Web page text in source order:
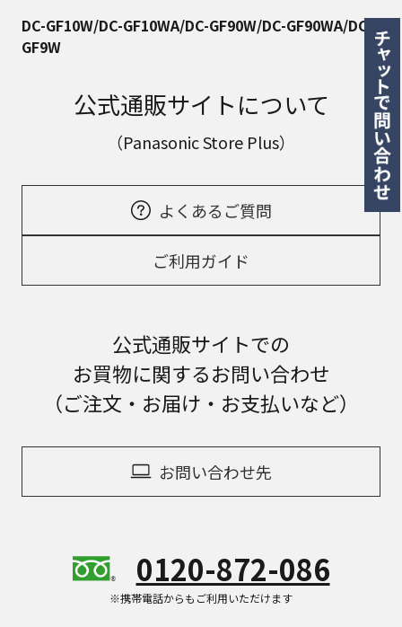
DC-GF10W/DC-GF10WA/DC-GF90W/DC-GF90WA/DC-
GF9W
公式通販サイトについて
（Panasonic Store Plus）
よくあるご質問
ご利用ガイド
公式通販サイトでの
お買物に関するお問い合わせ
（ご注文・お届け・お支払いなど）
お問い合わせ先
0120-872-086
※携帯電話からもご利用いただけます